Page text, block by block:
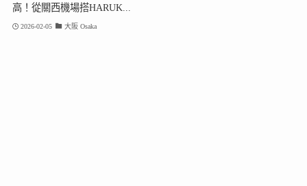
高！從關西機場搭HARUK...
2026-02-05 大阪 Osaka